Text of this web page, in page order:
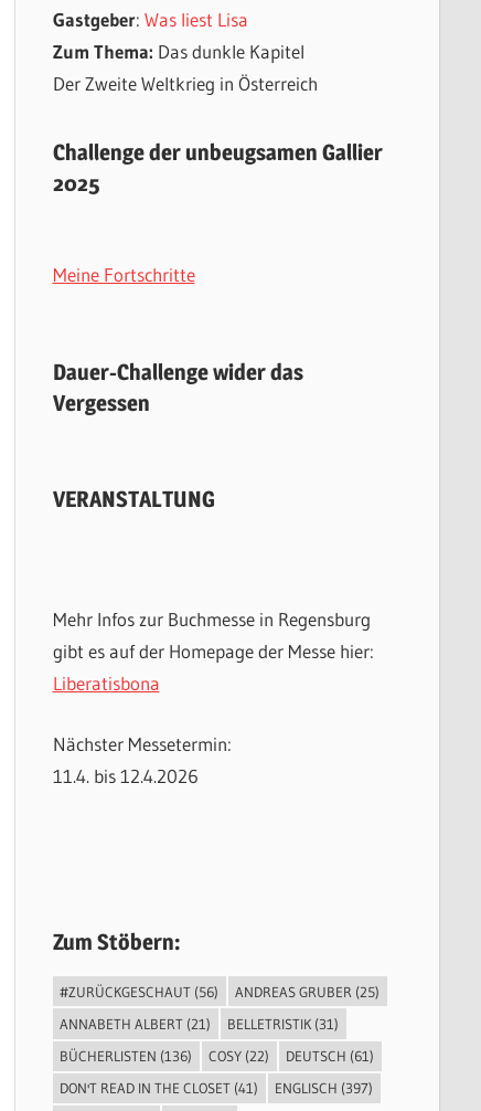
Gastgeber: Was liest Lisa
Zum Thema: Das dunkle Kapitel
Der Zweite Weltkrieg in Österreich
Challenge der unbeugsamen Gallier
2025
Meine Fortschritte
Dauer-Challenge wider das
Vergessen
VERANSTALTUNG
Mehr Infos zur Buchmesse in Regensburg
gibt es auf der Homepage der Messe hier:
Liberatisbona
Nächster Messetermin:
11.4. bis 12.4.2026
Zum Stöbern:
#ZURÜCKGESCHAUT (56) ANDREAS GRUBER (25)
ANNABETH ALBERT (21) BELLETRISTIK (31)
BÜCHERLISTEN (136) COSY (22) DEUTSCH (61)
DON'T READ IN THE CLOSET (41) ENGLISCH (397)